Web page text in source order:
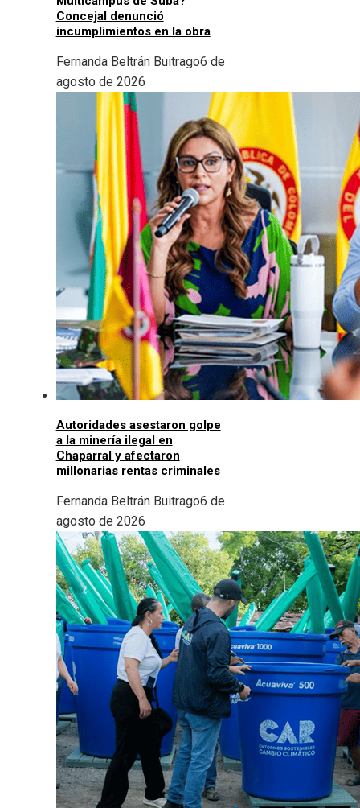
Concejal denunció
incumplimientos en la obra
Fernanda Beltrán Buitrago6 de
agosto de 2026
Autoridades asestaron golpe
a la minería ilegal en
Chaparral y afectaron
millonarias rentas criminales
Fernanda Beltrán Buitrago6 de
agosto de 2026